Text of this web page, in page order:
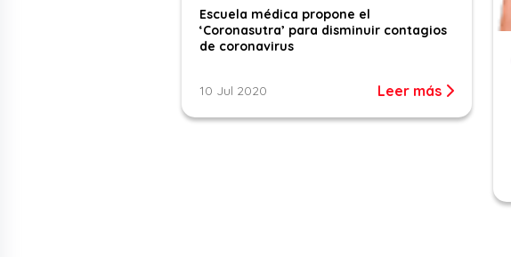
Escuela médica propone el
‘Coronasutra’ para disminuir contagios
de coronavirus
10 Jul 2020 Leer más